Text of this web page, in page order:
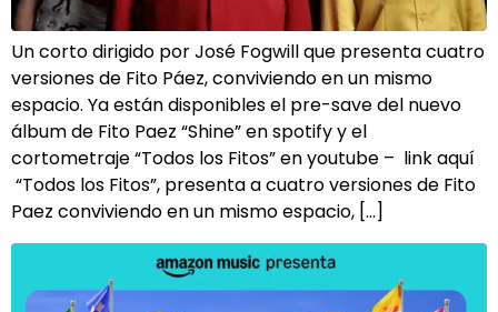
Un corto dirigido por José Fogwill que presenta cuatro
versiones de Fito Páez, conviviendo en un mismo
espacio. Ya están disponibles el pre-save del nuevo
álbum de Fito Paez “Shine” en spotify y el
cortometraje “Todos los Fitos” en youtube – link aquí
“Todos los Fitos”, presenta a cuatro versiones de Fito
Paez conviviendo en un mismo espacio, […]